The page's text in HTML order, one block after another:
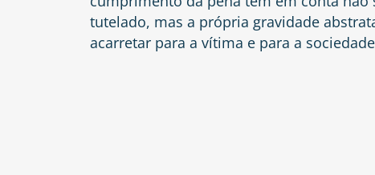
tutelado, mas a própria gravidade
acarretar para a vítima e para a